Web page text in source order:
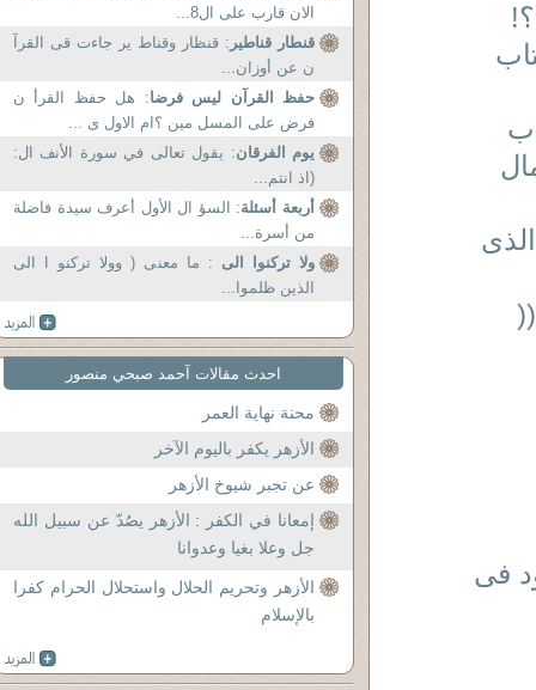
فى
الان قارب على ال8...
قنطار قناطير : قنظار وقناط ير جاءت قى القرآ
ن عن أوزان...
حفظ القرآن ليس فرضا: هل حفظ القرأ ن
فرض على المسل مين ؟ام الاول ى ...
يوم الفرقان: يقول تعالى في سورة الأنف ال:
(اذ انتم...
أربعة أسئلة: السؤ ال الأول أعرف سيدة فاضلة
من أسرة...
ولا تركنوا الى : ما معنى ( وولا تركنو ا الى
الذين ظلموا...
احدث مقالات آحمد صبحي منصور
محنة نهاية العمر
الأزهر يكفر باليوم الآخر
عن تجبر شيوخ الأزهر
إمعانا في الكفر : الأزهر يصُدّ عن سبيل الله
جل وعلا بغيا وعدوانا
الأزهر وتحريم الحلال واستحلال الحرام كفرا
بالإسلام